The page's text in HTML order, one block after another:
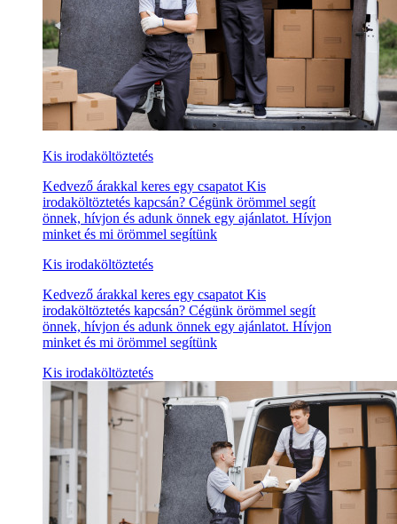
Kis irodaköltöztetés
Kedvező árakkal keres egy csapatot Kis
irodaköltöztetés kapcsán? Cégünk örömmel segít
önnek, hívjon és adunk önnek egy ajánlatot. Hívjon
minket és mi örömmel segítünk
Kis irodaköltöztetés
Kedvező árakkal keres egy csapatot Kis
irodaköltöztetés kapcsán? Cégünk örömmel segít
önnek, hívjon és adunk önnek egy ajánlatot. Hívjon
minket és mi örömmel segítünk
Kis irodaköltöztetés